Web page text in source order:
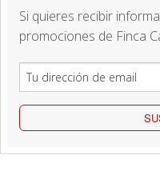
Si quieres recibir
promociones de Finca